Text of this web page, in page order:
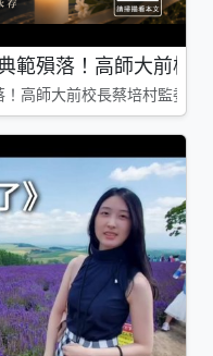
範殞落！高師大前校
！高師大前校長蔡培村監委